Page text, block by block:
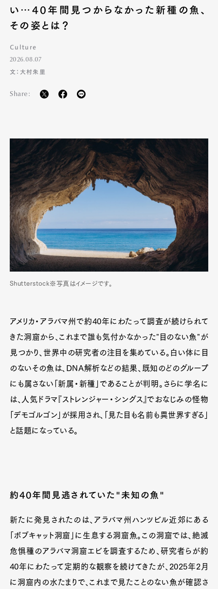
GourmetCars
い…40年間見つからなかった新種の魚、
その姿とは？
Culture
2026.08.07
文：大村朱里
Share:
Shutterstock※写真はイメージです。
アメリカ・アラバマ州で約40年にわたって調査が続けられて
きた洞窟から、これまで誰も気付かなかった"目のない魚"が
見つかり、世界中の研究者の注目を集めている。白い体に目
のないその魚は、DNA解析などの結果、既知のどのグループ
にも属さない「新属・新種」であることが判明。さらに学名に
は、人気ドラマ『ストレンジャー・シングス』でおなじみの怪物
「デモゴルゴン」が採用され、「見た目も名前も異世界すぎる」
と話題になっている。
約40年間見逃されていた"未知の魚"
新たに発見されたのは、アラバマ州ハンツビル近郊にある
「ボブキャット洞窟」に生息する洞窟魚。この洞窟では、絶滅
危惧種のアラバマ洞窟エビを調査するため、研究者らが約
40年にわたって定期的な観察を続けてきたが、2025年2月
に洞窟内の水たまりで、これまで見たことのない魚が確認さ